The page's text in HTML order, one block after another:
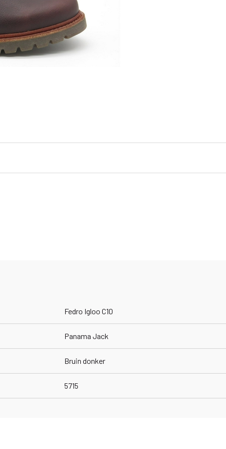
Fedro Igloo C10
Panama Jack
Bruin donker
5715